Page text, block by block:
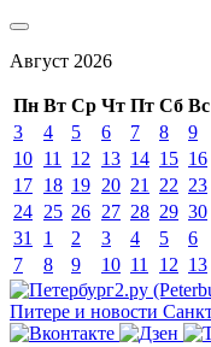
Август 2026
Пн Вт Ср Чт Пт Сб Вс
3
4 5 6 7 8
9
10 11 12 13 14 15 16
17 18 19 20 21 22 23
24 25 26 27 28 29 30
31
1 2 3 4 5
6
7
8 9 10 11 12 13